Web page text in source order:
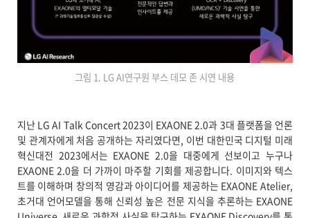
그림 1. LG AI연구원 부스 데모 존 시연 내용
지난 LG AI Talk Concert 2023이 EXAONE 2.0과 3대 플랫폼을 언론
및 관계자에게 처음 공개하는 자리였다면, 이번 대한민국 디지털 미래
혁신대전 2023에서는 EXAONE 2.0을 대중에게 선보이고 누구나
EXAONE 2.0을 더 가까이 마주할 기회를 제공합니다. 이미지와 텍스
트를 이해하며 창의적 영감과 아이디어를 제공하는 EXAONE Atelier,
초거대 언어모델을 통해 신뢰성 높은 전문 지식을 추론하는 EXAONE